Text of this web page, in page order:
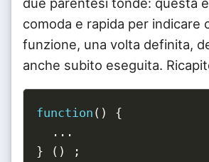
comoda e rapida per indicare
funzione, una volta definita,
anche subito eseguita.
function ( )
{
...
}
( ) ;